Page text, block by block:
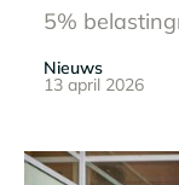
5%
Nieuws
13 april 2026